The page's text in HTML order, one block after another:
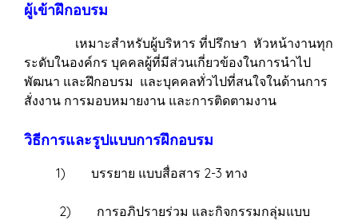
ผู้เข้าฝึกอบรม
เหมาะสำหรับผู้บริหาร ที่ปรึกษา หัวหน้างานทุก
ระดับในองค์กร บุคคลผู้ที่มีส่วนเกี่ยวข้องในการนำไป
พัฒนา และฝึกอบรม และบุคคลทั่วไปที่สนใจในด้านการ
สั่งงาน การมอบหมายงาน และการติดตามงาน
วิธีการและรูปแบบการฝึกอบรม
1) บรรยาย แบบสื่อสาร 2-3 ทาง
2) การอภิปรายร่วม และกิจกรรมกลุ่มแบบ